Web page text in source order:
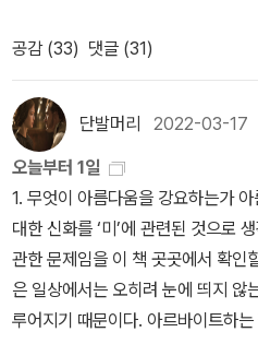
하고 예쁘지 않다고 면접 보는 곳마
하고 실력을 갖춰 전문직 회사를 들
만 가는 곳마다 사장님들께 신뢰를
님이 급작스럽게 시한부 선고를 받
를 져서 너무 미안하다고 하시며 친
다. 물론 친구는 이런 상황들이 너
지만, 마지막까지 최선을 다하는 것
로 회사일을 묵묵하게 임하고 있다
하므로.교회와 국가는 모두 경제적
한다.p.674타인의 고통이 절절하게
야 하는 정독精讀이라는 안전장치
하지 않으면서 그러한 지각의 여정
에서 수치를 내면화하지 못한채 '초
시간의 성질'(p.792)을 피할 수 없
엘리엇처럼 여성만의 관점, 가능성
락방의 미친 여자」를 통해 내가 얻은
것. 그리고 여성주의 책 읽기를 하며
어난데 더더욱 감사하게 되었다는
면, 룸살롱 종사 여성들로 하여금 언
을 깨닫도록 만드는 성매매 산업의
한 구조화 과정이라고 볼 수 있을
성들은 자신들에게 대출이 이루어
익'으로 생각한다. 따라서 실제로
속 대출이 증가하는데도 끊임없이
구에 맞도록 자신을 치장하고 변화(
려가는 식으로 자신을 제외한 관련
다. 이런 입장은 여성은 원래부터
점을 대변하고 또 지지하는 가부장
포영화에서의 여성 재현을 분석하
물로 재현되고 있다는 사실을 주장
여성괴물이 수동적이 아니라 적극적
것이 페미니스트적‘이라거나 해방
다. 대중적인 공포영화에 등장하는
주체성에 대해서 이야기하기 보다
다. 그럼에도 불구하고, 이런 재현은
적이고 가학적인 위치에 있고 여성
인 위치에 있다는 관점에 도전한다.
일단 한번 펼쳐봐야 하는 우리 둘째
나 사진 없냐고 하길래 없다고 대답
었다. 그런데 나중에 내가 읽으려고
진이 막.. 막.. * 놀라시는 분이 있을
다 * 헉. 이런 사진을 애가 볼 뻔했다
ㅠ <엑소시스트>를 다룬 장 재밌었
본 영화가 대부분이지만 그래도 재
머그 굿즈를 갖기 위해 고른 책인
에 종종 출연하는 손희정 평론가가
캐스트를 들어보면 손희정 평론가
찌나 말을 조곤조곤 잘 하시는지. 그
공감 (33) 댓글 (31)
단발머리 2022-03-17
오늘부터 1일
1. 무엇이 아름다움을 강요하는가
대한 신화를 ‘미’에 관련된 것으로
관한 문제임을 이 책 곳곳에서 확인
은 일상에서는 오히려 눈에 띄지 않
루어지기 때문이다. 아르바이트하